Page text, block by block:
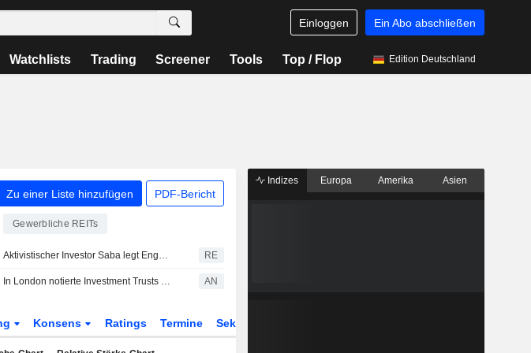
Einloggen Ein Abo abschließen
Watchlists Trading Screener Tools Top / Flop Edition Deutschland
Zu einer Liste hinzufügen PDF-Bericht
Gewerbliche REITs
Aktivistischer Investor Saba legt Engagement bei der britischen Unite Group offen RE
In London notierte Investment Trusts bestätigen Stillhalteabkommen mit Saba AN
Konsens Ratings Termine Sektor
Indizes Europa Amerika Asien